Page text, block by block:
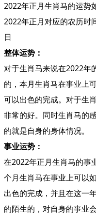
2022年正月生肖马的运势
2022年正月对应的农历
日
整体运势：
对于生肖马来说在2022年
的，本月生肖马在事业上
可以出色的完成。对于生
非常的好。同时生肖马的
的就是自身的身体情况。
事业运势：
在2022年正月生肖马的事
个月生肖马在事业上可以
出色的完成，并且在这一
的陌生的，对自身的事业